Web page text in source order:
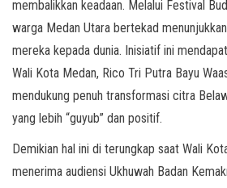
membalikkan keadaan. Melalui Festival
warga Medan Utara bertekad
mereka kepada dunia. Inisiatif ini
Wali Kota Medan, Rico Tri Putra Bayu
mendukung penuh transformasi citra
yang lebih “guyub” dan positif.
Demikian hal ini di terungkap saat Wali
menerima audiensi Ukhuwah Badan